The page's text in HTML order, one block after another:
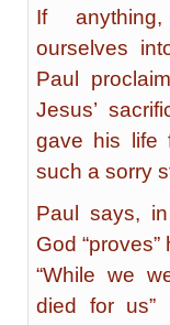
If
ourselves
Paul
Jesus’
gave his life
such a sorry
Paul says,
God
“While we
died for us”